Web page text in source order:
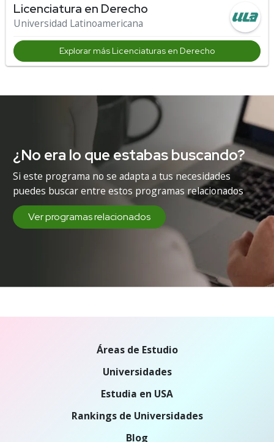
Licenciatura en Derecho
Universidad Latinoamericana
Explorar más Licenciaturas en Derecho
¿No era lo que estabas buscando?
Si este programa no se adapta a tus necesidades
puedes buscar entre estos programas relacionados
Ver programas relacionados
Áreas de Estudio
Universidades
Estudia en USA
Rankings de Universidades
Blog